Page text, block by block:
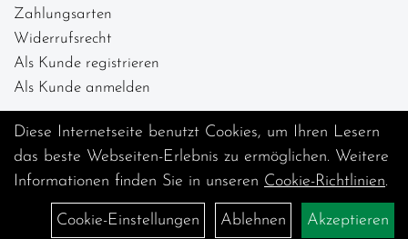
Zahlungsarten
Widerrufsrecht
Als Kunde registrieren
Als Kunde anmelden
Diese Internetseite benutzt Cookies, um Ihren Lesern
das beste Webseiten-Erlebnis zu ermöglichen. Weitere
Informationen finden Sie in unseren Cookie-Richtlinien.
Cookie-Einstellungen Ablehnen Akzeptieren